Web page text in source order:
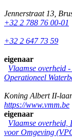
Jennerstraat 13
+32 2 788 76 00-01
+32 2 647 73 59
eigenaar
Vlaamse overheid
Operationeel
Koning Albert II-
https://www.vmm.be
eigenaar
Vlaamse overheid,
voor Omgeving